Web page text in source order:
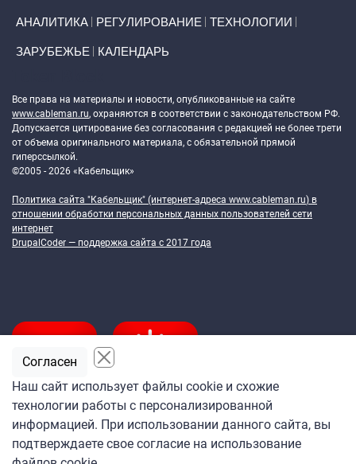
АНАЛИТИКА РЕГУЛИРОВАНИЕ ТЕХНОЛОГИИ
ЗАРУБЕЖЬЕ КАЛЕНДАРЬ
Все права на материалы и новости, опубликованные на сайте
www.cableman.ru, охраняются в соответствии с законодательством РФ.
Допускается цитирование без согласования с редакцией не более трети
от объема оригинального материала, с обязательной прямой
гиперссылкой.
©2005 - 2026 «Кабельщик»
Политика сайта "Кабельщик" (интернет-адреса www.cableman.ru) в
отношении обработки персональных данных пользователей сети
интернет
DrupalCoder — поддержка сайта c 2017 года
Подпишитесь
на ежедневную рассылку
«Кабельщика»
Наш сайт использует файлы cookie и схожие
технологии работы с персонализированной
информацией. При использовании данного сайта, вы
подтверждаете свое согласие на использование
Согласен